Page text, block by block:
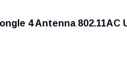
4 Antenna 802.11AC